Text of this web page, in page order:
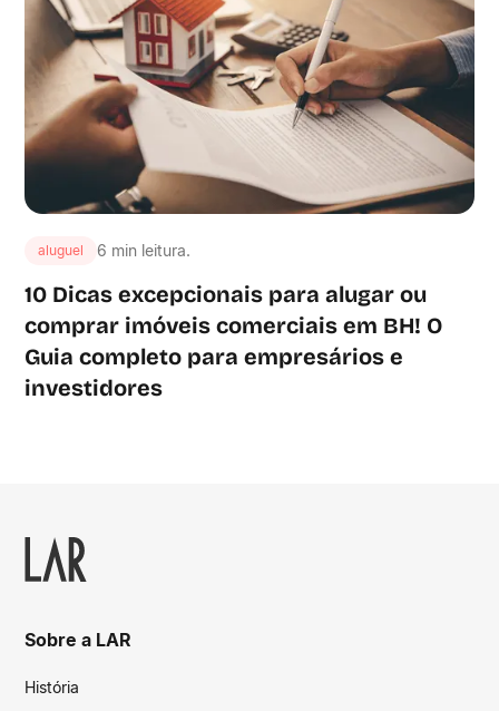
aluguel 6 min leitura.
10 Dicas excepcionais para alugar ou
comprar imóveis comerciais em BH! O
Guia completo para empresários e
investidores
Sobre a LAR
História